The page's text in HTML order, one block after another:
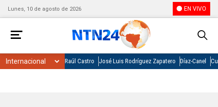
Lunes, 10 de agosto de 2026 EN VIVO
Raúl Castro José Luis Rodríguez Zapatero Díaz-Canel